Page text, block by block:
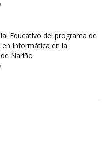
Educativo del programa de
en Informática en la
Nariño